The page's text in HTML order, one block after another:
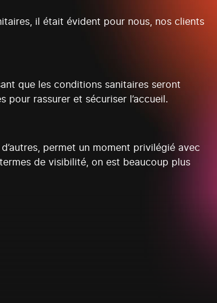
il était évident pour nous, nos clients
que les conditions sanitaires seront
rassurer et sécuriser l’accueil.
permet un moment privilégié avec
de visibilité, on est beaucoup plus